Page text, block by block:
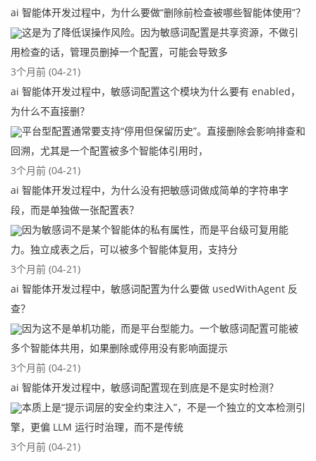
ai 智能体开发过程中，为什么要做“删除前检查被哪些智能体使用”？
这是为了降低误操作风险。因为敏感词配置是共享资源，不做引
用检查的话，管理员删掉一个配置，可能会导致多
3个月前 (04-21)
ai 智能体开发过程中，敏感词配置这个模块为什么要有 enabled，
为什么不直接删？
平台型配置通常要支持“停用但保留历史”。直接删除会影响排查和
回溯，尤其是一个配置被多个智能体引用时，
3个月前 (04-21)
ai 智能体开发过程中，为什么没有把敏感词做成简单的字符串字
段，而是单独做一张配置表？
因为敏感词不是某个智能体的私有属性，而是平台级可复用能
力。独立成表之后，可以被多个智能体复用，支持分
3个月前 (04-21)
ai 智能体开发过程中，敏感词配置为什么要做 usedWithAgent 反
查？
因为这不是单机功能，而是平台型能力。一个敏感词配置可能被
多个智能体共用，如果删除或停用没有影响面提示
3个月前 (04-21)
ai 智能体开发过程中，敏感词配置现在到底是不是实时检测？
本质上是“提示词层的安全约束注入”，不是一个独立的文本检测引
擎，更偏 LLM 运行时治理，而不是传统
3个月前 (04-21)